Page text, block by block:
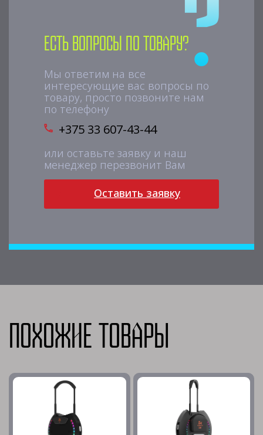
Есть вопросы по товару?
Мы ответим на все
интересующие вас вопросы по
товару, просто позвоните нам
по телефону
+375 33 607-43-44
или оставьте заявку и наш
менеджер перезвонит Вам
Оставить заявку
Похожие товары